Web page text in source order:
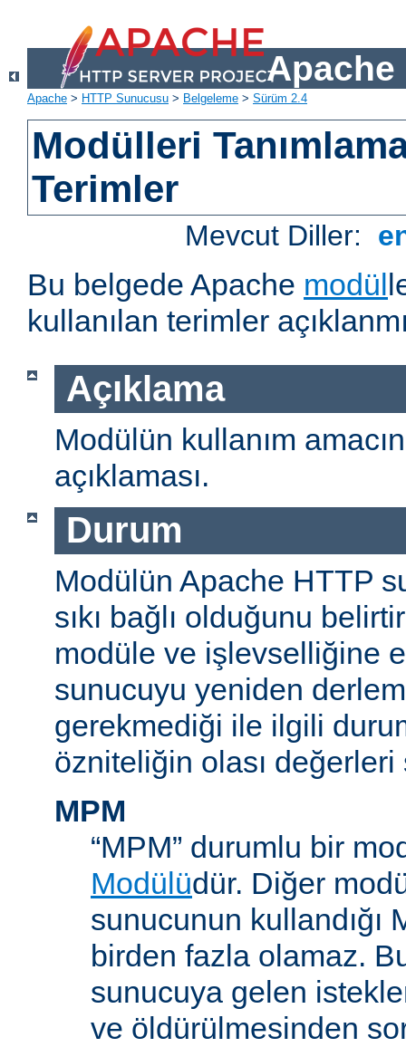
Apache
Apache > HTTP Sunucusu > Belgeleme > Sürüm 2.4
Modülleri
Terimler
Mevcut Diller:
Bu belgede Apache modül
kullanılan terimler
Açıklama
Modülün kullanım
açıklaması.
Durum
Modülün Apache HTTP
sıkı bağlı olduğunu
modüle ve işlevselliğine
sunucuyu yeniden
gerekmediği ile ilgili
özniteliğin olası değerleri
MPM
“MPM” durumlu bir
Modülüdür. Diğer
sunucunun kullandığı
birden fazla olamaz.
sunucuya gelen
ve öldürülmesinden